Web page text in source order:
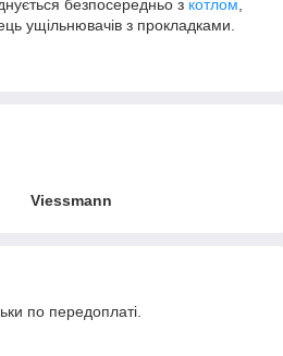
безпосередньо з котлом
ущільнювачів з прокладками.
Viessmann
по передоплаті.